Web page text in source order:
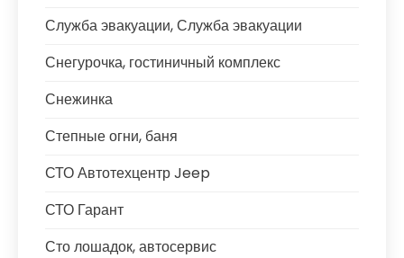
Служба эвакуации, Служба эвакуации
Снегурочка, гостиничный комплекс
Снежинка
Степные огни, баня
СТО Автотехцентр Jeep
СТО Гарант
Сто лошадок, автосервис